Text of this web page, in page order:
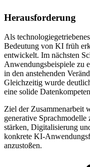
Herausforderung
Als
Bedeutung von KI früh
entwickelt. Im nächsten
Anwendungsbeispiele zu
in den anstehenden
Gleichzeitig wurde
eine solide
Ziel der Zusammenarbeit
generative
stärken, Digitalisierung
konkrete KI-
anzustoßen.